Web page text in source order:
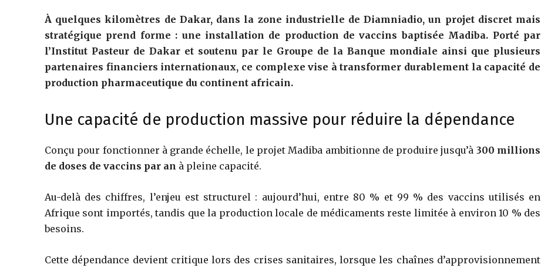
‎À quelques kilomètres de Dakar, dans la zone industrielle deDiamniadio, un projet discret mais
stratégique prend forme : une installation de production de vaccins baptisée Madiba. Porté par
l’Institut Pasteur de Dakar et soutenu par le Groupe de la Banque mondiale ainsi que plusieurs
partenaires financiers internationaux, ce complexe vise à transformer durablement la capacité de
production pharmaceutique du continent africain.
Une capacité de production massive pour réduire la dépendance
Conçu pour fonctionner à grande échelle, le projet Madiba ambitionne de produire jusqu’à 300 millions
de doses de vaccins par an à pleine capacité.
Au-delà des chiffres, l’enjeu est structurel : aujourd’hui, entre 80 % et 99 % des vaccins utilisés en
Afrique sont importés, tandis que la production locale de médicaments reste limitée à environ 10 % des
besoins.
Cette dépendance devient critique lors des crises sanitaires, lorsque les chaînes d’approvisionnement